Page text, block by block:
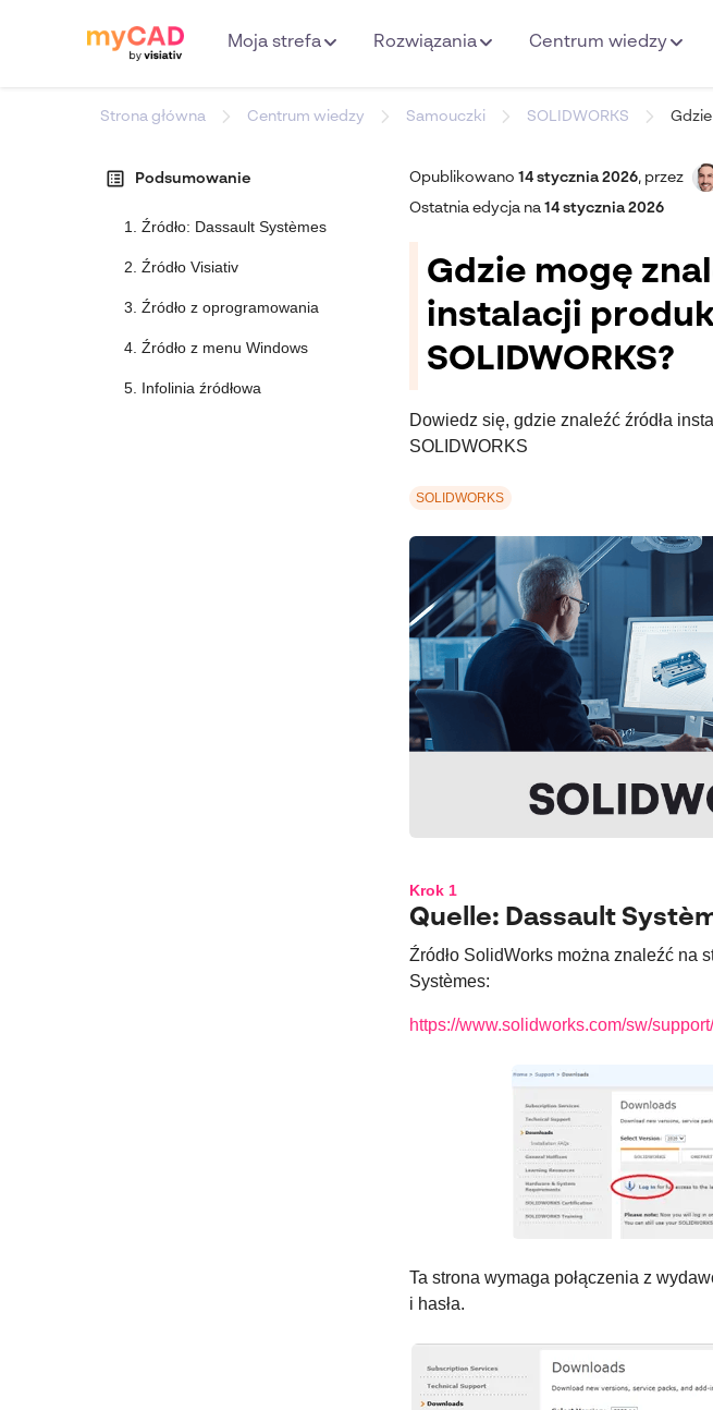
Moja strefa Rozwiązania Centrum wiedzy
Strona główna Centrum wiedzy Samouczki SOLIDWORKS
list_alt Podsumowanie
1. Źródło: Dassault Systèmes
2. Źródło Visiativ
3. Źródło z oprogramowania
4. Źródło z menu Windows
5. Infolinia źródłowa
Opublikowano 14 stycznia 2026, przez
Ostatnia edycja na 14 stycznia 2026
Gdzie mogę
instalacji
SOLIDWORKS?
Dowiedz się, gdzie znaleźć źródła
SOLIDWORKS
SOLIDWORKS
Krok 1
Quelle: Dassault
Źródło SolidWorks można znaleźć na
Systèmes:
https://www.solidworks.com/sw/
Ta strona wymaga połączenia z
i hasła.